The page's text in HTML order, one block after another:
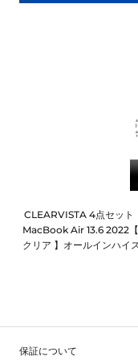
CLEARVISTA 4点セット
MacBook Air 13.6 2022
クリア 】オールインハイ
保証について